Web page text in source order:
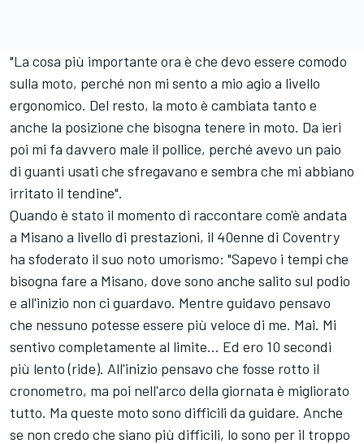
"La cosa più importante ora è che devo essere comodo
sulla moto, perché non mi sento a mio agio a livello
ergonomico. Del resto, la moto è cambiata tanto e
anche la posizione che bisogna tenere in moto. Da ieri
poi mi fa davvero male il pollice, perché avevo un paio
di guanti usati che sfregavano e sembra che mi abbiano
irritato il tendine".
Quando è stato il momento di raccontare com'è andata
a Misano a livello di prestazioni, il 40enne di Coventry
ha sfoderato il suo noto umorismo: "Sapevo i tempi che
bisogna fare a Misano, dove sono anche salito sul podio
e all'inizio non ci guardavo. Mentre guidavo pensavo
che nessuno potesse essere più veloce di me. Mai. Mi
sentivo completamente al limite… Ed ero 10 secondi
più lento (ride). All'inizio pensavo che fosse rotto il
cronometro, ma poi nell'arco della giornata è migliorato
tutto. Ma queste moto sono difficili da guidare. Anche
se non credo che siano più difficili, lo sono per il troppo